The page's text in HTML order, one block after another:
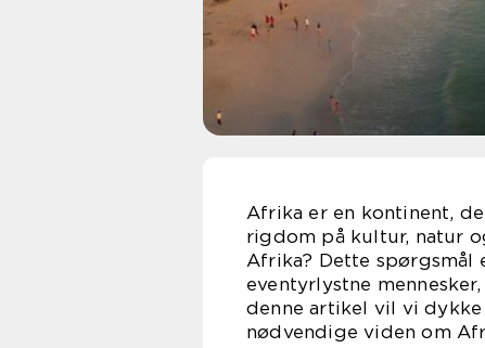
Afrika er en kontinent,
rigdom på kultur, natur
Afrika? Dette spørgsmål
eventyrlystne
denne artikel vil vi
nødvendige viden om